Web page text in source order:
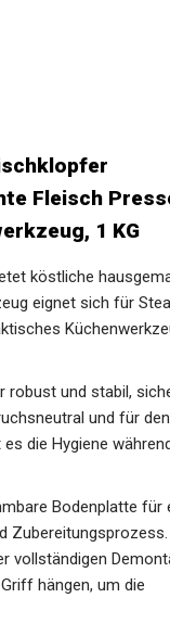
Fleisch
1 KG
köstliche
eignet sich für
robust und stabil,
und für den
die Hygiene
Bodenplatte für
Zubereitungsprozess.
vollständigen
hängen, um die